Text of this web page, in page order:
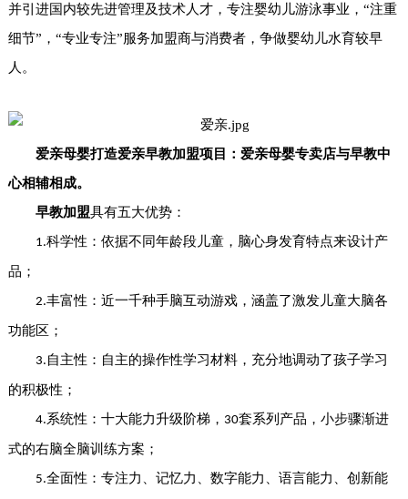
并引进国内较先进管理及技术人才，专注婴幼儿游泳事业，“注重
细节”，“专业专注”服务加盟商与消费者，争做婴幼儿水育较早
人。
爱亲母婴打造爱亲早教加盟项目：爱亲母婴专卖店与早教中
心相辅相成。
早教加盟具有五大优势：
1.科学性：依据不同年龄段儿童，脑心身发育特点来设计产
品；
2.丰富性：近一千种手脑互动游戏，涵盖了激发儿童大脑各
功能区；
3. 自主性：自主的操作性学习材料，充分地调动了孩子学习
的积极性；
4.系统性：十大能力升级阶梯， 30套系列产品，小步骤渐进
式的右脑全脑训练方案；
5.全面性：专注力、记忆力、数字能力、语言能力、创新能